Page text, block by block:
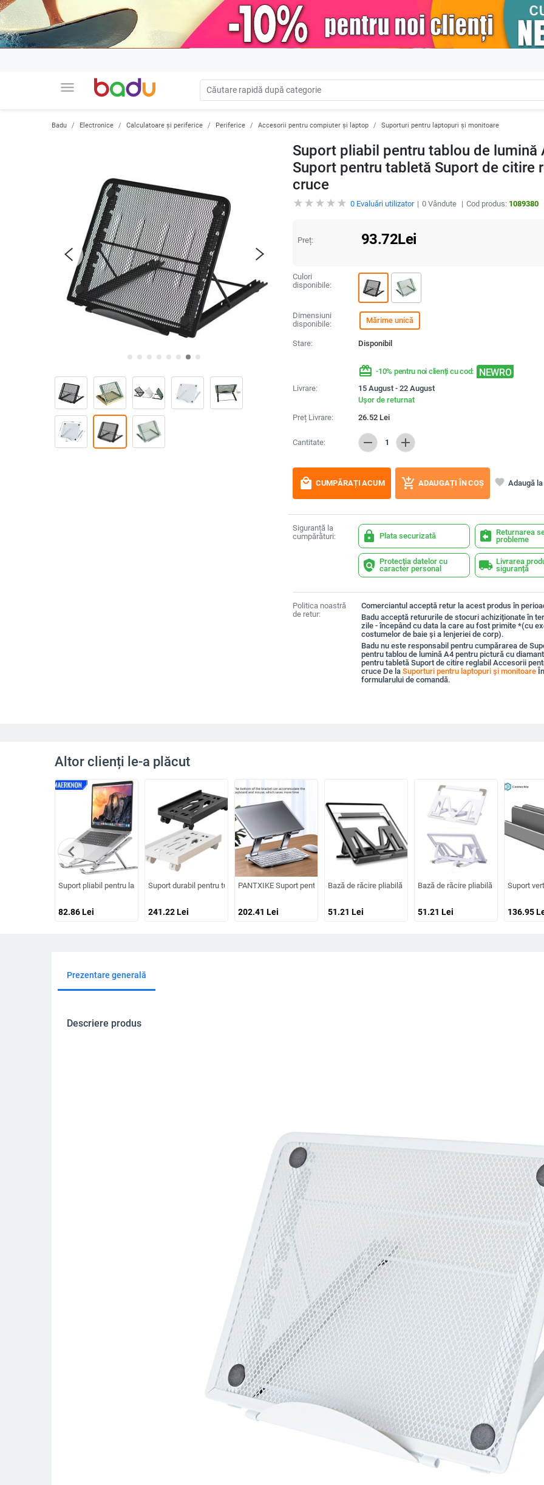
menu
Badu Electronice Calculatoare și periferice Periferice Accesorii pentru compiuter și laptop Suporturi pentru laptopuri și monitoare
Suport pliabil pentru tablou de
Suport pentru tabletă Suport de citire
cruce
0Evaluări utilizator 0Vândute Cod produs: 1089380
Preț: 93.72Lei
Culori
disponibile:
Dimensiuni
disponibile:
Mărime unică
Stare: Disponibil
redeem -10% pentru noi clienți cu cod: NEWRO
Livrare:
15 August - 22 August
Ușor de returnat
Preț Livrare:
26.52Lei
Cantitate: remove 1 add
local_mall CUMPĂRAȚI ACUM add_shopping_cart ADAUGAȚI ÎN COȘ favorite Adaugă
Siguranță la
cumpărături:
lock Plata securizată assignment_return Returnarea
probleme
policy Protecția datelor cu
caracter personal
local_shipping Livrarea
siguranță
Politica noastră
de retur:
Comerciantul acceptă retur la acest produs în
Badu acceptă retururile de stocuri achiziționate în
zile - începând cu data la care au fost primite *(cu
costumelor de baie și a lenjeriei de corp).
Badu nu este responsabil pentru cumpărarea de
pentru tablou de lumină A4 pentru pictură cu
pentru tabletă Suport de citire reglabil Accesorii
cruce De la Suporturi pentru laptopuri și monitoare
formularului de comandă.
Altor clienți le-a plăcut
Suport pliabil pentru laptop Suport de bază pentru suport pentru notebook portabil Suport de bază reglabil Suport de răcire pentru accesorii
82.86Lei
Suport durabil pentru turn pentru computer cu roți rulante Suport pentru computer mobil Suport sub birou, potrivit
241.22Lei
PANTXIKE Suport pentru laptop pliabil din aliaj de aluminiu Suport portabil pentru
202.41 Lei
Bază de răcire pliabilă pentru laptop Suport pentru notebook
51.21 Lei
Bază de răcire pliabilă pentru
51.21 Lei
Suport
136.95
chevron_left
Prezentare generală
Descriere produs